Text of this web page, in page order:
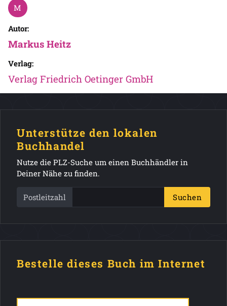
Autor:
Markus Heitz
Verlag:
Verlag Friedrich Oetinger GmbH
Unterstütze den lokalen
Buchhandel
Nutze die PLZ-Suche um einen Buchhändler in
Deiner Nähe zu finden.
Postleitzahl Suchen
Bestelle dieses Buch im Internet